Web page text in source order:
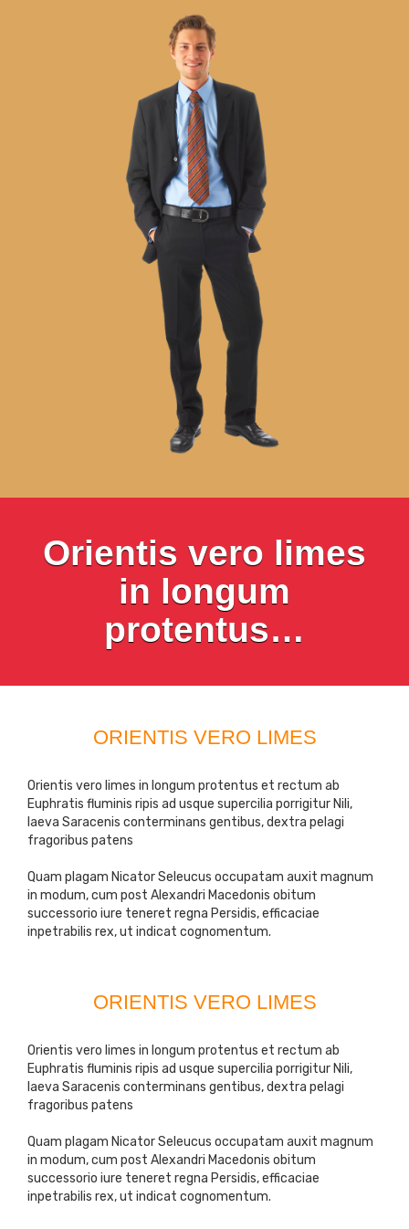
Orientis vero limes
in longum
protentus…
ORIENTIS VERO LIMES
Orientis vero limes in longum protentus et rectum ab
Euphratis fluminis ripis ad usque supercilia porrigitur Nili,
laeva Saracenis conterminans gentibus, dextra pelagi
fragoribus patens
Quam plagam Nicator Seleucus occupatam auxit magnum
in modum, cum post Alexandri Macedonis obitum
successorio iure teneret regna Persidis, efficaciae
inpetrabilis rex, ut indicat cognomentum.
ORIENTIS VERO LIMES
Orientis vero limes in longum protentus et rectum ab
Euphratis fluminis ripis ad usque supercilia porrigitur Nili,
laeva Saracenis conterminans gentibus, dextra pelagi
fragoribus patens
Quam plagam Nicator Seleucus occupatam auxit magnum
in modum, cum post Alexandri Macedonis obitum
successorio iure teneret regna Persidis, efficaciae
inpetrabilis rex, ut indicat cognomentum.